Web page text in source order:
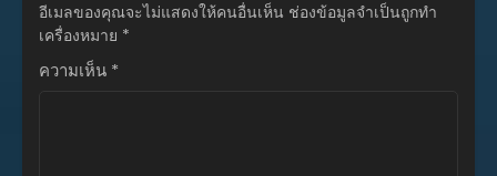
ตอนที่ 43
อีเมลของคุณจะไม่แสดงให้คนอื่นเห็น ช่องข้อมูลจำเป็นถูกทำ
เครื่องหมาย *
ความเห็น *